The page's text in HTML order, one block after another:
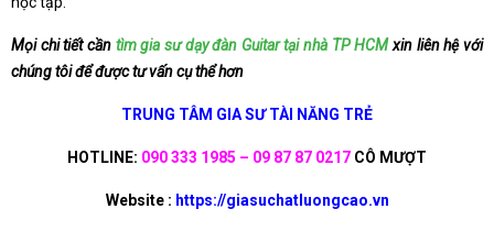
Mọi chi tiết cần tìm gia sư dạy đàn Guitar tại nhà TP HCMxin liên hệ với
chúng tôi để được tư vấn cụ thể hơn
TRUNG TÂM GIA SƯ TÀI NĂNG TRẺ
HOTLINE: 090 333 1985 – 09 87 87 0217 CÔ MƯỢT
Website : https://giasuchatluongcao.vn